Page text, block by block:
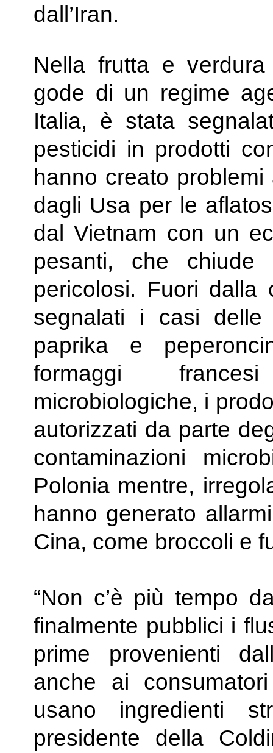
dall’Iran.
Nella frutta e verdura
gode di un regime
Italia, è stata
pesticidi in prodotti
hanno creato
dagli Usa per le
dal Vietnam con un
pesanti, che
pericolosi. Fuori dalla
segnalati i casi
paprika e
formaggi
microbiologiche, i
autorizzati da parte
contaminazioni
Polonia mentre,
hanno generato
Cina, come broccoli e
“Non c’è più tempo
finalmente pubblici i
prime provenienti
anche ai
usano ingredienti
presidente della